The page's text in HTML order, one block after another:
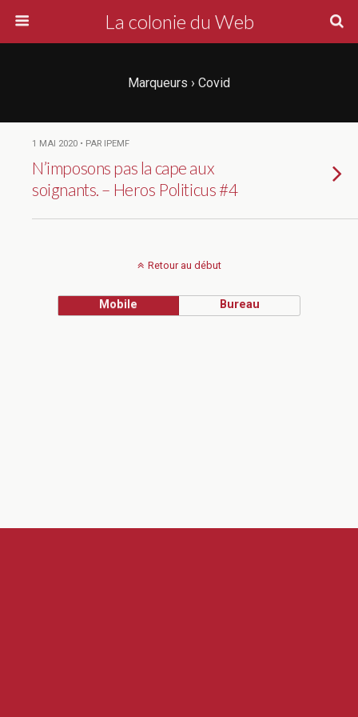
La colonie du Web
Marqueurs › Covid
1 MAI 2020 • PAR IPEMF
N’imposons pas la cape aux
soignants. – Heros Politicus #4
Retour au début
Mobile Bureau